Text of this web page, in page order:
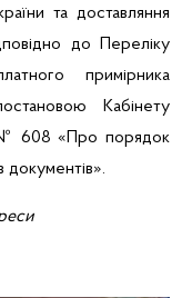
та доставляння
до Переліку
примірника
Кабінету
№ 608 «Про порядок
документів».